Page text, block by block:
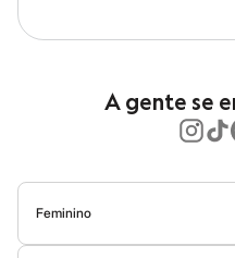
Camisetas e Regatas
Casacos e Jaquetas
Bolsas e Mochilas
Óculos
Relógios
Botas
A gente se
Feminino
BlusasCalçasVestidosSaias